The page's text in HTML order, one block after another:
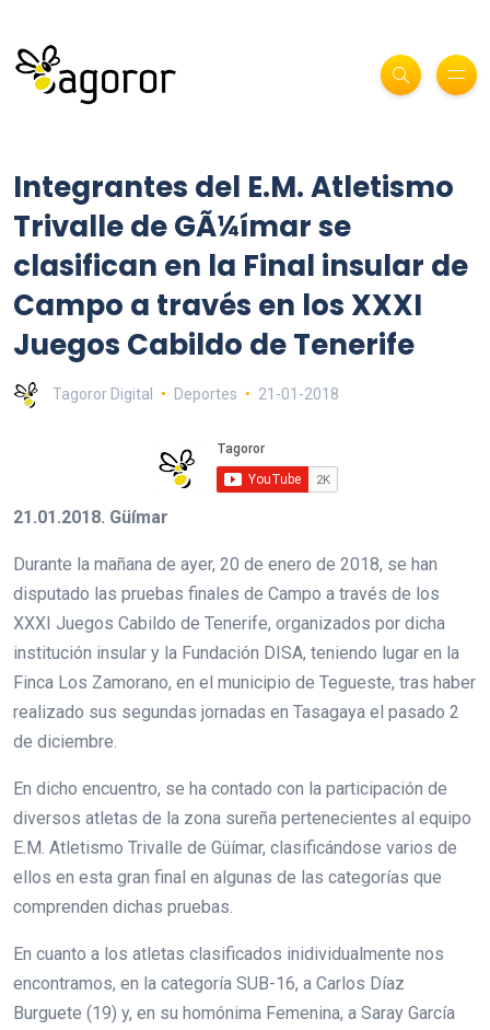
Integrantes del E.M. Atletismo
Trivalle de GÃ¼ímar se
clasifican en la Final insular de
Campo a través en los XXXI
Juegos Cabildo de Tenerife
Tagoror Digital Deportes 21-01-2018
21.01.2018. Güímar
Durante la mañana de ayer, 20 de enero de 2018, se han
disputado las pruebas finales de Campo a través de los
XXXI Juegos Cabildo de Tenerife, organizados por dicha
institución insular y la Fundación DISA, teniendo lugar en la
Finca Los Zamorano, en el municipio de Tegueste, tras haber
realizado sus segundas jornadas en Tasagaya el pasado 2
de diciembre.
En dicho encuentro, se ha contado con la participación de
diversos atletas de la zona sureña pertenecientes al equipo
E.M. Atletismo Trivalle de Güímar, clasificándose varios de
ellos en esta gran final en algunas de las categorías que
comprenden dichas pruebas.
En cuanto a los atletas clasificados inidividualmente nos
encontramos, en la categoría SUB-16, a Carlos Díaz
Burguete (19) y, en su homónima Femenina, a Saray García